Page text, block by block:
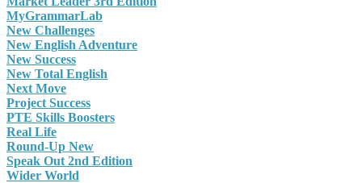
MyGrammarLab
New Challenges
New English Adventure
New Success
New Total English
Next Move
Project Success
PTE Skills Boosters
Real Life
Round-Up New
Speak Out 2nd Edition
Wider World